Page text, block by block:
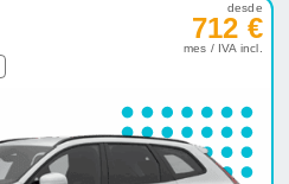
desde
712 €
mes / IVA incl.